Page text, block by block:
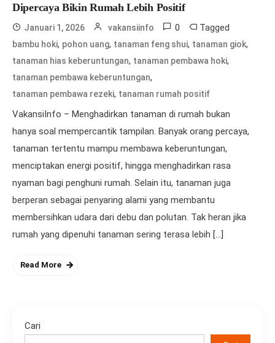
Dipercaya Bikin Rumah Lebih Positif
Januari 1, 2026 vakansiinfo 0 Tagged
bambu hoki, pohon uang, tanaman feng shui, tanaman giok,
tanaman hias keberuntungan, tanaman pembawa hoki,
tanaman pembawa keberuntungan,
tanaman pembawa rezeki, tanaman rumah positif
VakansiInfo – Menghadirkan tanaman di rumah bukan
hanya soal mempercantik tampilan. Banyak orang percaya,
tanaman tertentu mampu membawa keberuntungan,
menciptakan energi positif, hingga menghadirkan rasa
nyaman bagi penghuni rumah. Selain itu, tanaman juga
berperan sebagai penyaring alami yang membantu
membersihkan udara dari debu dan polutan. Tak heran jika
rumah yang dipenuhi tanaman sering terasa lebih […]
Read More
Cari